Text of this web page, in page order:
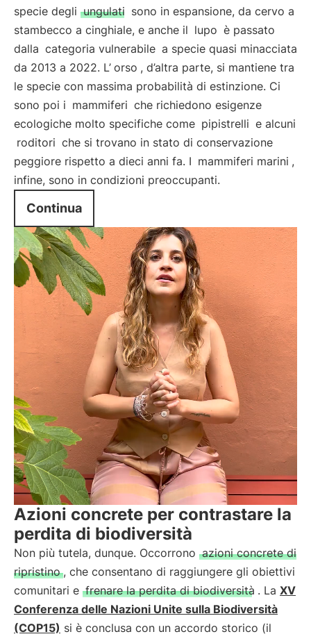
specie degli ungulati sono in espansione, da cervo a
stambecco a cinghiale, e anche il lupo è passato
dalla categoria vulnerabile a specie quasi minacciata
da 2013 a 2022. L’ orso , d’altra parte, si mantiene tra
le specie con massima probabilità di estinzione. Ci
sono poi i mammiferi che richiedono esigenze
ecologiche molto specifiche come pipistrelli e alcuni
roditori che si trovano in stato di conservazione
peggiore rispetto a dieci anni fa. I mammiferi marini ,
infine, sono in condizioni preoccupanti.
Continua
Azioni concrete per contrastare la
perdita di biodiversità
Non più tutela, dunque. Occorrono azioni concrete di
ripristino , che consentano di raggiungere gli obiettivi
comunitari e frenare la perdita di biodiversità . La XV
Conferenza delle Nazioni Unite sulla Biodiversità
(COP15) si è conclusa con un accordo storico (il